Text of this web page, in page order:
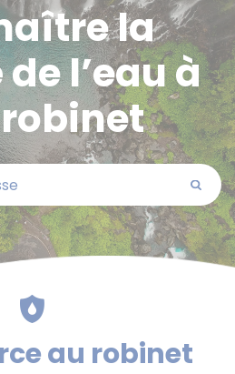
la
l’eau à
au robinet